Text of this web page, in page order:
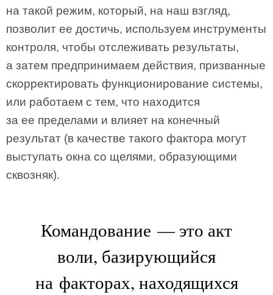
на такой режим, который, на наш взгляд,
позволит ее достичь, используем инструменты
контроля, чтобы отслеживать результаты,
а затем предпринимаем действия, призванные
скорректировать функционирование системы,
или работаем с тем, что находится
за ее пределами и влияет на конечный
результат (в качестве такого фактора могут
выступать окна со щелями, образующими
сквозняк).
Командование — это акт
воли, базирующийся
на факторах, находящихся